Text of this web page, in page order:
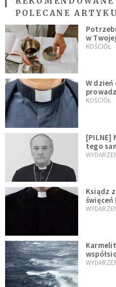
POLECANE
w
KOŚCIÓŁ
W dzień
kazał
KOŚCIÓŁ
[PILNE]
tego
Ksiądz
miłości"